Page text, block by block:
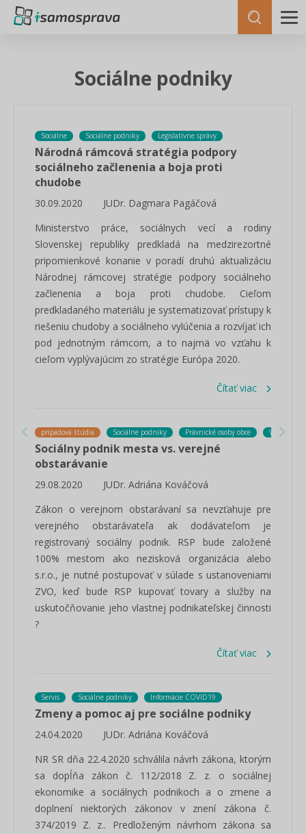
Sociálne podniky
Sociálne Sociálne podniky Legislatívne správy
Národná rámcová stratégia podpory
sociálneho začlenenia a boja proti
chudobe
30.09.2020
JUDr. Dagmara Pagáčová
Ministerstvo práce, sociálnych vecí a rodiny
Slovenskej republiky predkladá na medzirezortné
pripomienkové konanie v poradí druhú aktualizáciu
Národnej rámcovej stratégie podpory sociálneho
začlenenia a boja proti chudobe. Cieľom
predkladaného materiálu je systematizovať prístupy k
riešeniu chudoby a sociálneho vylúčenia a rozvíjať ich
pod jednotným rámcom, a to najmä vo vzťahu k
cieľom vyplývajúcim zo stratégie Európa 2020.
Čítať viac
prípadová štúdia Sociálne podniky Právnické osoby obce Verejné
Sociálny podnik mesta vs. verejné
obstarávanie
29.08.2020
JUDr. Adriána Kováčová
Zákon o verejnom obstarávaní sa nevzťahuje pre
verejného obstarávateľa ak dodávateľom je
registrovaný sociálny podnik. RSP bude založené
100% mestom ako nezisková organizácia alebo
s.r.o., je nutné postupovať v súlade s ustanoveniami
ZVO, keď bude RSP kupovať tovary a služby na
uskutočňovanie jeho vlastnej podnikateľskej činnosti
?
Čítať viac
Servis Sociálne podniky Informácie COVID19
Zmeny a pomoc aj pre sociálne podniky
24.04.2020
JUDr. Adriána Kováčová
NR SR dňa 22.4.2020 schválila návrh zákona, ktorým
sa dopĺňa zákon č. 112/2018 Z. z. o sociálnej
ekonomike a sociálnych podnikoch a o zmene a
doplnení niektorých zákonov v znení zákona č.
374/2019 Z. z.. Predloženým návrhom zákona sa